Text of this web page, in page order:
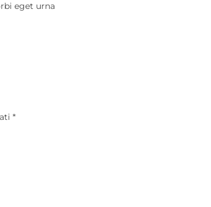
eget urna
*